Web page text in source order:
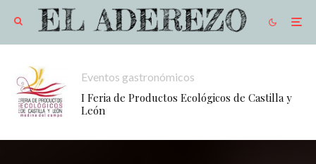
Eventos gastronómicos
I Feria de Productos Ecológicos de Castilla y
León